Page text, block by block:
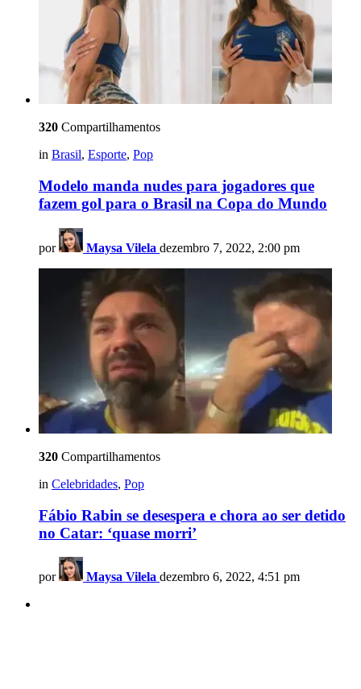
320 Compartilhamentos
in Brasil, Esporte, Pop
Modelo manda nudes para jogadores que
fazem gol para o Brasil na Copa do Mundo
por Maysa Vilela dezembro 7, 2022, 2:00 pm
320 Compartilhamentos
in Celebridades, Pop
Fábio Rabin se desespera e chora ao ser detido
no Catar: ‘quase morri’
por Maysa Vilela dezembro 6, 2022, 4:51 pm